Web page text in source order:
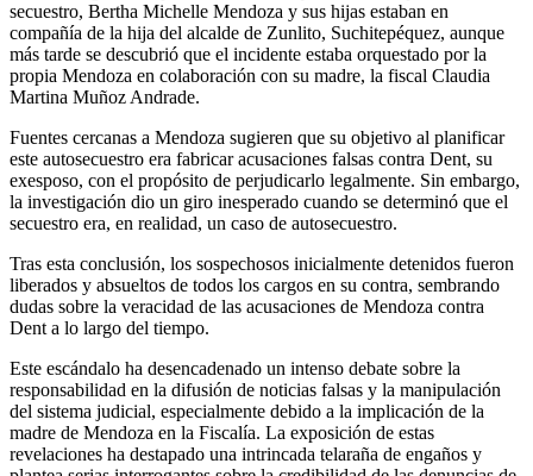
secuestro, Bertha Michelle Mendoza y sus hijas estaban en
compañía de la hija del alcalde de Zunlito, Suchitepéquez, aunque
más tarde se descubrió que el incidente estaba orquestado por la
propia Mendoza en colaboración con su madre, la fiscal Claudia
Martina Muñoz Andrade.
Fuentes cercanas a Mendoza sugieren que su objetivo al planificar
este autosecuestro era fabricar acusaciones falsas contra Dent, su
exesposo, con el propósito de perjudicarlo legalmente. Sin embargo,
la investigación dio un giro inesperado cuando se determinó que el
secuestro era, en realidad, un caso de autosecuestro.
Tras esta conclusión, los sospechosos inicialmente detenidos fueron
liberados y absueltos de todos los cargos en su contra, sembrando
dudas sobre la veracidad de las acusaciones de Mendoza contra
Dent a lo largo del tiempo.
Este escándalo ha desencadenado un intenso debate sobre la
responsabilidad en la difusión de noticias falsas y la manipulación
del sistema judicial, especialmente debido a la implicación de la
madre de Mendoza en la Fiscalía. La exposición de estas
revelaciones ha destapado una intrincada telaraña de engaños y